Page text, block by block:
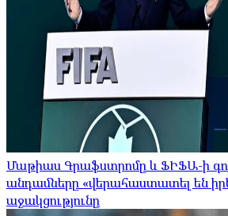
Մաթիաս Գրաֆստրոմը և ՖԻՖԱ-ի
անդամները «վերահաստատել են
աջակցությունը